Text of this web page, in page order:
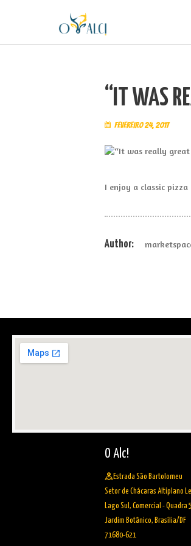
“IT WAS
fevereiro 24, 2017
I enjoy a classic
Author:
O Alc!
Estrada São Bartolomeu
Setor de Chácaras Altiplano
Lago Sul, Comercial - Quadra
Jardim Botânico, Brasília/DF
71680-621